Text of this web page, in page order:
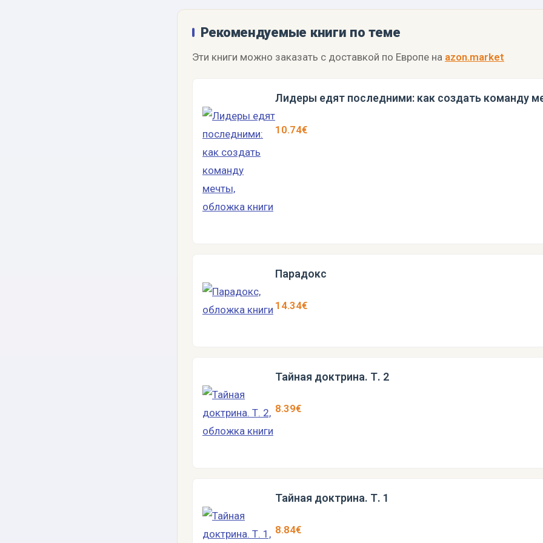
Рекомендуемые книги по теме
Эти книги можно заказать с доставкой по Европе на azon.market
Лидеры едят последними: как создать команду
10.74€
Парадокс
14.34€
Тайная доктрина. Т. 2
8.39€
Тайная доктрина. Т. 1
8.84€